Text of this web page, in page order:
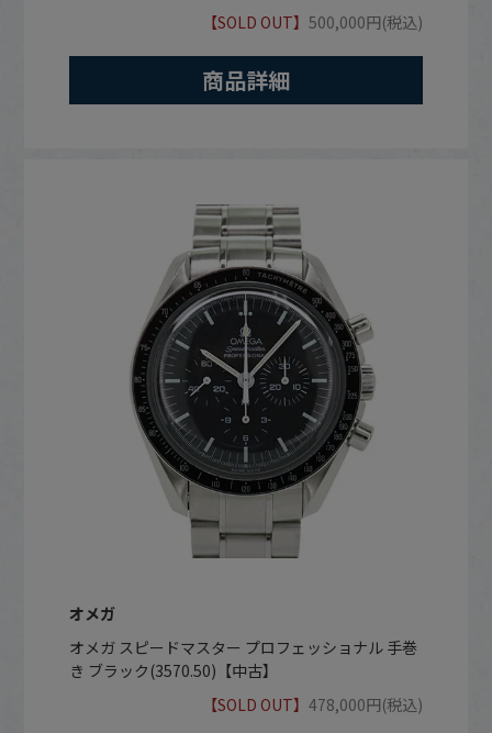
【SOLD OUT】500,000円(税込)
商品詳細
オメガ
オメガ スピードマスター プロフェッショナル 手巻
き ブラック(3570.50)【中古】
【SOLD OUT】478,000円(税込)